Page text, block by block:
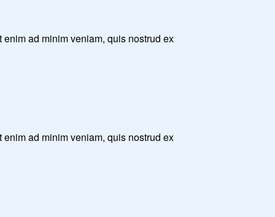
ad minim veniam, quis nostrud ex
ad minim veniam, quis nostrud ex